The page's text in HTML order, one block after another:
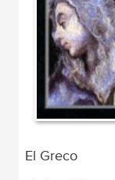
El Greco